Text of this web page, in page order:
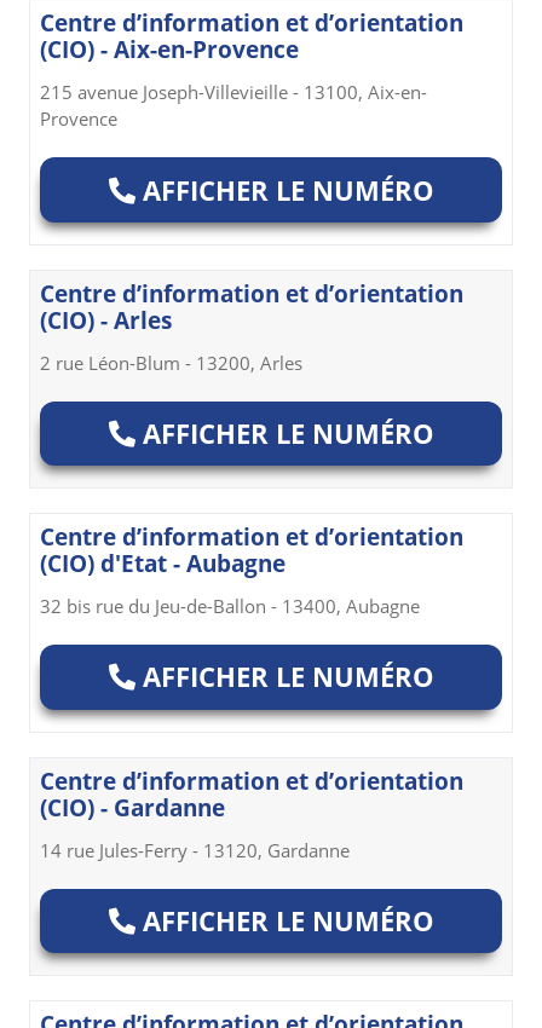
Centre d’information et d’orientation
(CIO) - Aix-en-Provence
215 avenue Joseph-Villevieille - 13100, Aix-en-
Provence
AFFICHER LE NUMÉRO
Centre d’information et d’orientation
(CIO) - Arles
2 rue Léon-Blum - 13200, Arles
AFFICHER LE NUMÉRO
Centre d’information et d’orientation
(CIO) d'Etat - Aubagne
32 bis rue du Jeu-de-Ballon - 13400, Aubagne
AFFICHER LE NUMÉRO
Centre d’information et d’orientation
(CIO) - Gardanne
14 rue Jules-Ferry - 13120, Gardanne
AFFICHER LE NUMÉRO